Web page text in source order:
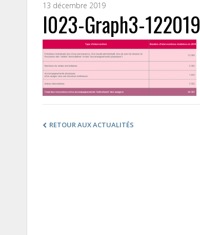
13 décembre 2019
I023-Graph3-122019
RETOUR AUX ACTUALITÉS